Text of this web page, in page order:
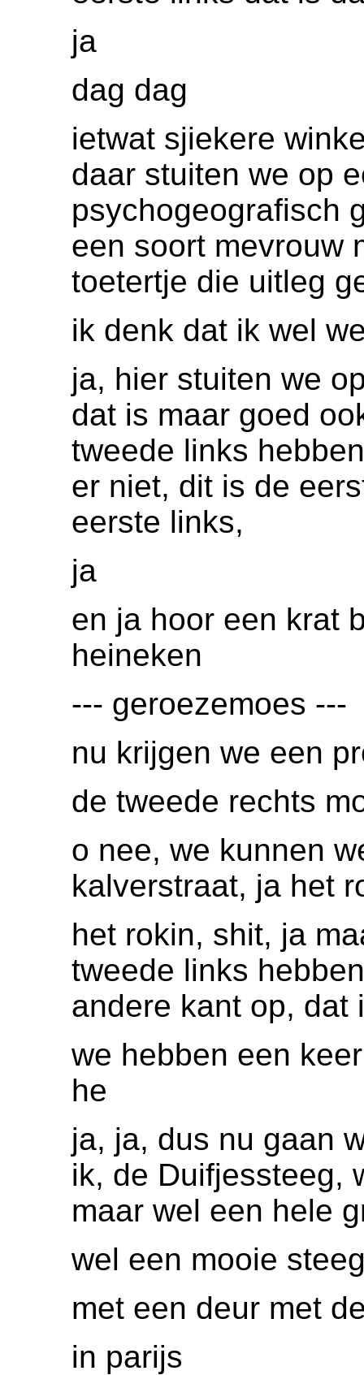
ja
dag dag
ietwat sjiekere
daar stuiten we op
psychogeografisch
een soort mevrouw
toetertje die uitleg
ik denk dat ik wel
ja, hier stuiten we
dat is maar goed
tweede links
er niet, dit is de
eerste links,
ja
en ja hoor een krat
heineken
--- geroezemoes ---
nu krijgen we een
de tweede rechts
o nee, we kunnen
kalverstraat, ja het
het rokin, shit, ja
tweede links
andere kant op, dat
we hebben een
he
ja, ja, dus nu gaan
ik, de Duifjessteeg,
maar wel een hele
wel een mooie
met een deur met
in parijs